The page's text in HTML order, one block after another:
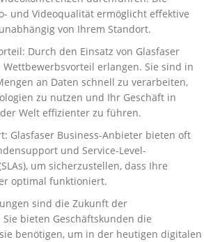
und Videoqualität ermöglicht effektive
von Ihrem Standort.
Durch den Einsatz von Glasfaser
Wettbewerbsvorteil erlangen. Sie sind in
an Daten schnell zu verarbeiten,
zu nutzen und Ihr Geschäft in
Welt effizienter zu führen.
Glasfaser Business-Anbieter bieten oft
und Service-Level-
um sicherzustellen, dass Ihre
optimal funktioniert.
sind die Zukunft der
bieten Geschäftskunden die
benötigen, um in der heutigen digitalen